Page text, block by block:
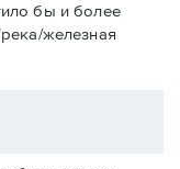
бы и более
железная